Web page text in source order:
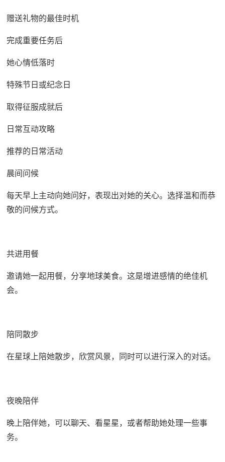
赠送礼物的最佳时机
完成重要任务后
她心情低落时
特殊节日或纪念日
取得征服成就后
日常互动攻略
推荐的日常活动
晨间问候
每天早上主动向她问好，表现出对她的关心。选择温和而恭
敬的问候方式。
共进用餐
邀请她一起用餐，分享地球美食。这是增进感情的绝佳机
会。
陪同散步
在星球上陪她散步，欣赏风景，同时可以进行深入的对话。
夜晚陪伴
晚上陪伴她，可以聊天、看星星，或者帮助她处理一些事
务。